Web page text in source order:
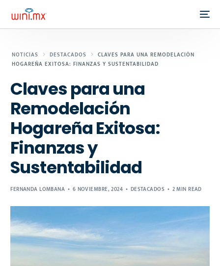
NOTICIAS DESTACADOS
CLAVES PARA UNA REMODELACIÓN
HOGAREÑA EXITOSA: FINANZAS Y SUSTENTABILIDAD
Claves para una
Remodelación
Hogareña Exitosa:
Finanzas y
Sustentabilidad
FERNANDA LOMBANA 6 NOVIEMBRE, 2024 DESTACADOS 2 MIN READ